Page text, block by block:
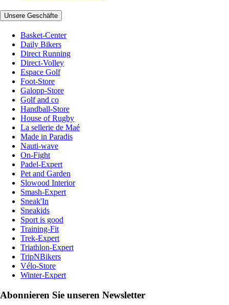
Unsere Geschäfte
Basket-Center
Daily Bikers
Direct Running
Direct-Volley
Espace Golf
Foot-Store
Galopp-Store
Golf and co
Handball-Store
House of Rugby
La sellerie de Maé
Made in Paradis
Nauti-wave
On-Fight
Padel-Expert
Pet and Garden
Slowood Interior
Smash-Expert
Sneak'In
Sneakids
Sport is good
Training-Fit
Trek-Expert
Triathlon-Expert
TripNBikers
Vélo-Store
Winter-Expert
Abonnieren Sie unseren Newsletter